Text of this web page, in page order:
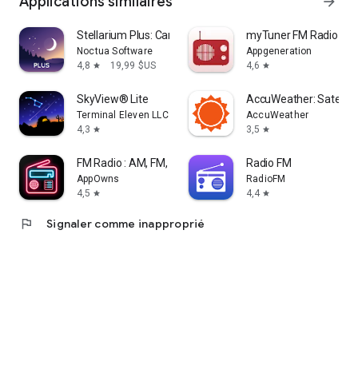
Stellarium Plus: Carte du ciel
Noctua Software
4,8 star 19,99 $US
myTuner FM Radio
Appgeneration
4,6 star
SkyView® Lite
Terminal Eleven LLC
4,3 star
AccuWeather:
AccuWeather
3,5 star
FM Radio : AM, FM, Radio Tuner
AppOwns
4,5 star
Radio FM
RadioFM
4,4 star
flag Signaler comme inapproprié